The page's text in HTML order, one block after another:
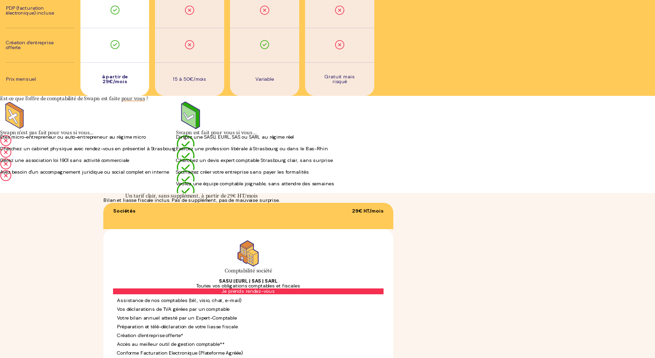
PDP (facturation
électronique) incluse
Création d'entreprise
offerte
Prix mensuel à partir de
29€/mois 15 à 50€/mois Variable Gratuit mais
risqué
Est-ce que l'offre de comptabilité de Swapn est faite pour vous?
Swapn n'est pas fait pour vous si vous…
Êtes micro-entrepreneur ou auto-entrepreneur au régime micro
Cherchez un cabinet physique avec rendez-vous en présentiel à Strasbourg
Gérez une association loi 1901 sans activité commerciale
Avez besoin d'un accompagnement juridique ou social complet en interne
Swapn est fait pour vous si vous…
Dirigez une SASU, EURL, SAS ou SARL au régime réel
Exercez une profession libérale à Strasbourg ou dans le Bas-Rhin
Cherchez un devis expert comptable Strasbourg clair, sans surprise
Souhaitez créer votre entreprise sans payer les formalités
Voulez une équipe comptable joignable, sans attendre des semaines
Un tarif clair, sans supplément, à partir de 29€ HT/mois
Bilan et liasse fiscale inclus. Pas de supplément, pas de mauvaise surprise.
Sociétés
29€ HT/mois
Comptabilité société
SASU | EURL | SAS | SARL
Toutes vos obligations comptables et fiscales
Je prends rendez-vous
Sans engagement
Assistance de nos comptables (tél., visio, chat, e-mail)
Vos déclarations de TVA gérées par un comptable
Votre bilan annuel attesté par un Expert-Comptable
Préparation et télé-déclaration de votre liasse fiscale
Création d'entreprise offerte*
Accès au meilleur outil de gestion comptable**
Conforme Facturation Electronique (Plateforme Agréée)